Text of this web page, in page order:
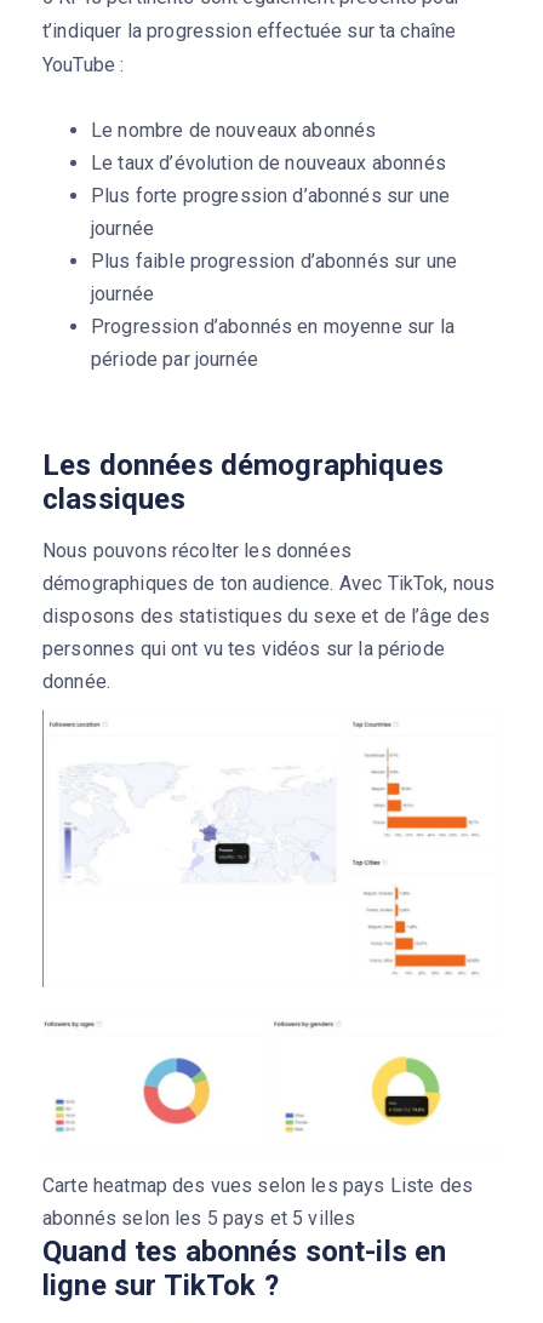
t’indiquer la progression effectuée sur ta chaîne
YouTube :
Le nombre de nouveaux abonnés
Le taux d’évolution de nouveaux abonnés
Plus forte progression d’abonnés sur une
journée
Plus faible progression d’abonnés sur une
journée
Progression d’abonnés en moyenne sur la
période par journée
Les données démographiques
classiques
Nous pouvons récolter les données
démographiques de ton audience. Avec TikTok, nous
disposons des statistiques du sexe et de l’âge des
personnes qui ont vu tes vidéos sur la période
donnée.
Carte heatmap des vues selon les pays Liste des
abonnés selon les 5 pays et 5 villes
Quand tes abonnés sont-ils en
ligne sur TikTok ?